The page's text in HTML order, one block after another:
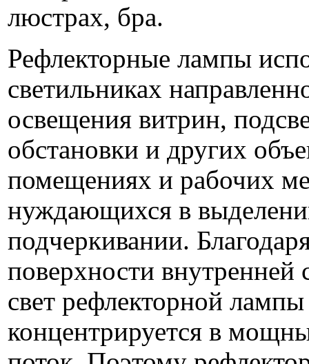
люстрах, бра.
Рефлекторные лампы
светильниках
освещения витрин,
обстановки и других
помещениях и рабочих
нуждающихся в
подчеркивании.
поверхности внутренней
свет рефлекторной лампы
концентрируется в